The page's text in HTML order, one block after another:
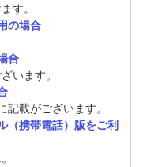
す。
の場合
合
います。
載がございます。
（携帯電話）版をご利